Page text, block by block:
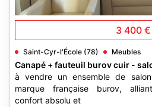
3 400 €
Saint-Cyr-l'École (78) Meubles
Canapé + fauteuil burov cuir -
à vendre un ensemble de
marque française burov,
confort absolu et